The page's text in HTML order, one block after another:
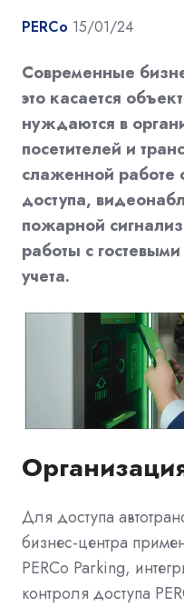
PERCo 15/01/24
Современные
это касается
нуждаются в
посетителей и
слаженной работе
доступа,
пожарной
работы с
учета.
Для доступа
бизнес-центра
PERCo Parking,
контроля доступа